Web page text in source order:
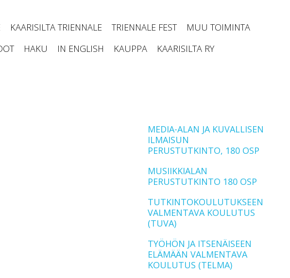
KAARISILTA TRIENNALE TRIENNALE FEST
MUU TOIMINTA
HAKU IN ENGLISH KAUPPA
KAARISILTA RY
MEDIA-ALAN JA KUVALLISEN
ILMAISUN
PERUSTUTKINTO, 180 OSP
MUSIIKKIALAN
PERUSTUTKINTO 180 OSP
TUTKINTOKOULUTUKSEEN
VALMENTAVA KOULUTUS
(TUVA)
TYÖHÖN JA ITSENÄISEEN
ELÄMÄÄN VALMENTAVA
KOULUTUS (TELMA)